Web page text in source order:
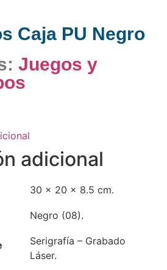
Caja PU Negro
Juegos y
adicional
30 x 20 x 8.5 cm.
Negro (08).
Serigrafía – Grabado
Láser.